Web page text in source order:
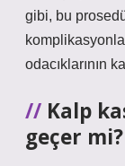
gibi, bu
odacıklarının
Kalp
geçer mi?